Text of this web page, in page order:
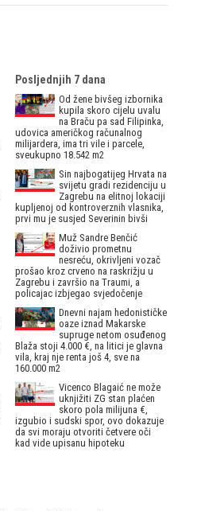
Posljednjih 7 dana
Od žene bivšeg izbornika
kupila skoro cijelu uvalu
na Braču pa sad Filipinka,
udovica američkog računalnog
milijardera, ima tri vile i parcele,
sveukupno 18.542 m2
Sin najbogatijeg Hrvata na
svijetu gradi rezidenciju u
Zagrebu na elitnoj lokaciji
kupljenoj od kontroverznih vlasnika,
prvi mu je susjed Severinin bivši
Muž Sandre Benčić
doživio prometnu
nesreću, okrivljeni vozač
prošao kroz crveno na raskrižju u
Zagrebu i završio na Traumi, a
policajac izbjegao svjedočenje
Dnevni najam hedonističke
oaze iznad Makarske
supruge netom osuđenog
Blaža stoji 4.000 €, na litici je glavna
vila, kraj nje renta još 4, sve na
160.000 m2
Vicenco Blagaić ne može
uknjižiti ZG stan plaćen
skoro pola milijuna €,
izgubio i sudski spor, ovo dokazuje
da svi moraju otvoriti četvere oči
kad vide upisanu hipoteku